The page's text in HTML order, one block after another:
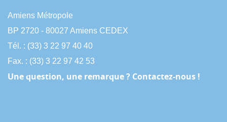
Amiens Métropole
BP 2720 - 80027 Amiens CEDEX
Tél. : (33) 3 22 97 40 40
Fax. : (33) 3 22 97 42 53
Une question, une remarque ? Contactez-nous !